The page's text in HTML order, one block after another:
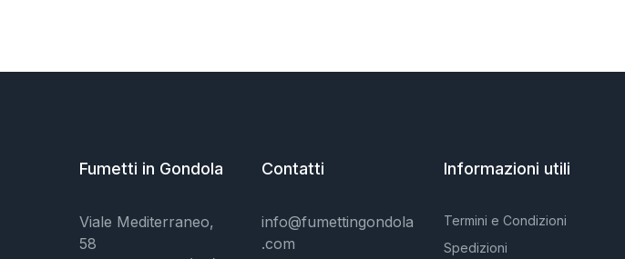
Fumetti in Gondola
Viale Mediterraneo,
58
Contatti
info@fumettingondola
.com
Informazioni utili
Termini e Condizioni
Spedizioni